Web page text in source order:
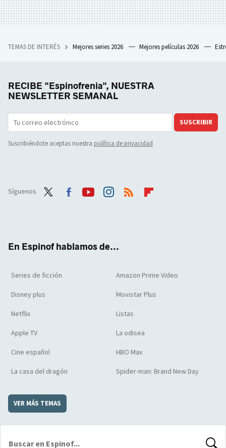
TEMAS DE INTERÉS Mejores series 2026 Mejores películas 2026
RECIBE "Espinofrenia", NUESTRA
NEWSLETTER SEMANAL
SUSCRIBIR
Suscribiéndote aceptas nuestra política de privacidad
Síguenos
En Espinof hablamos de...
Series de ficción Amazon Prime Video
Disney plus Movistar Plus
Netflix Listas
Apple TV La odisea
Cine español HBO Max
La casa del dragón Spider-man: Brand New Day
VER MÁS TEMAS